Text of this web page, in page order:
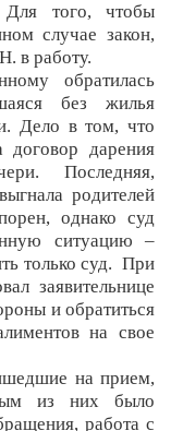
того, чтобы
случае закон,
в работу.
обратилась
без жилья
Дело в том, что
договор дарения
Последняя,
родителей
однако суд
ситуацию –
только суд. При
заявительнице
и обратиться
на свое
на прием,
из них было
работа с